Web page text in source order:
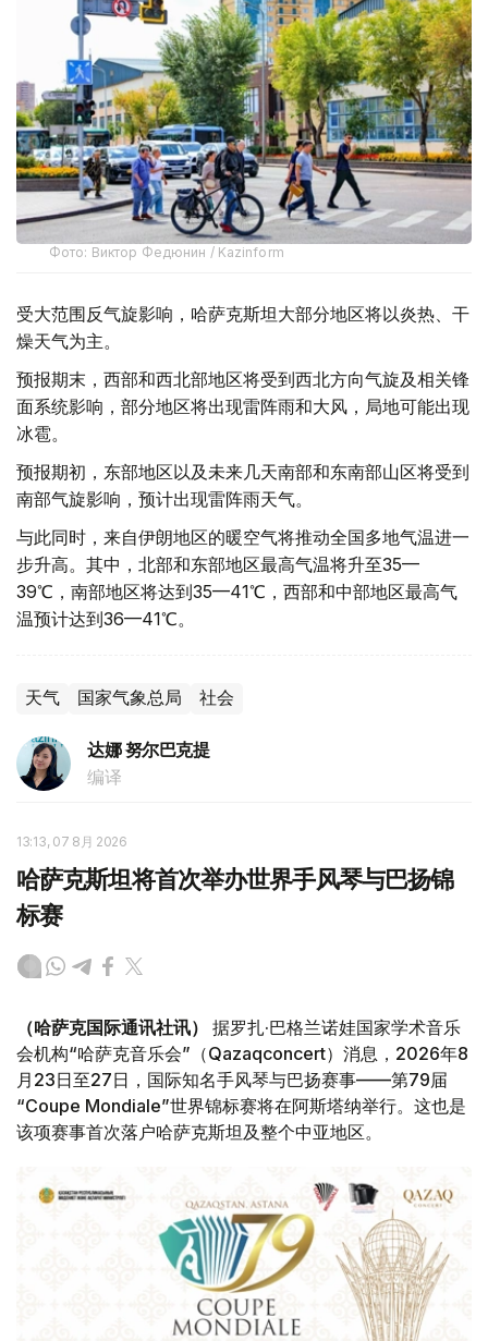
Фото: Виктор Федюнин / Kazinform
受大范围反气旋影响，哈萨克斯坦大部分地区将以炎热、干
燥天气为主。
预报期末，西部和西北部地区将受到西北方向气旋及相关锋
面系统影响，部分地区将出现雷阵雨和大风，局地可能出现
冰雹。
预报期初，东部地区以及未来几天南部和东南部山区将受到
南部气旋影响，预计出现雷阵雨天气。
与此同时，来自伊朗地区的暖空气将推动全国多地气温进一
步升高。其中，北部和东部地区最高气温将升至35—
39℃，南部地区将达到35—41℃，西部和中部地区最高气
温预计达到36—41℃。
天气 国家气象总局 社会
达娜 努尔巴克提
编译
13:13, 07 8月 2026
哈萨克斯坦将首次举办世界手风琴与巴扬锦
标赛
（哈萨克国际通讯社讯）
据罗扎·巴格兰诺娃国家学术音乐
会机构“哈萨克音乐会”（Qazaqconcert）消息，2026年8
月23日至27日，国际知名手风琴与巴扬赛事——第79届
“Coupe Mondiale”世界锦标赛将在阿斯塔纳举行。这也是
该项赛事首次落户哈萨克斯坦及整个中亚地区。